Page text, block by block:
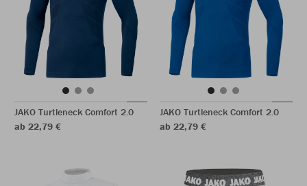
JAKO Turtleneck Comfort 2.0
ab 22,79 €
JAKO Turtleneck Comfort 2.0
ab 22,79 €